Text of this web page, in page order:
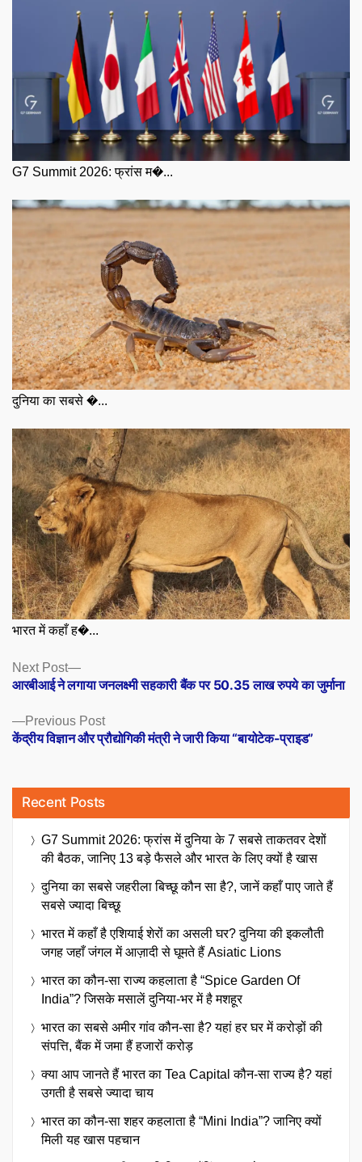
G7 Summit 2026: फ्रांस म�...
दुनिया का सबसे �...
भारत में कहाँ ह�...
Posts
navigation
Previous PostPrevious
post:
केंद्रीय विज्ञान और प्रौद्योगिकी मंत्री ने जारी किया “बायोटेक-प्राइड”
Next Post
Next
post:
आरबीआई ने लगाया जनलक्ष्मी सहकारी बैंक पर 50.35 लाख रुपये का जुर्माना
Recent Posts
G7 Summit 2026: फ्रांस में दुनिया के 7 सबसे ताकतवर देशों
की बैठक, जानिए 13 बड़े फैसले और भारत के लिए क्यों है खास
दुनिया का सबसे जहरीला बिच्छू कौन सा है?, जानें कहाँ पाए जाते हैं
सबसे ज्यादा बिच्छू
भारत में कहाँ है एशियाई शेरों का असली घर? दुनिया की इकलौती
जगह जहाँ जंगल में आज़ादी से घूमते हैं Asiatic Lions
भारत का कौन-सा राज्य कहलाता है “Spice Garden Of
India”? जिसके मसालें दुनिया-भर में है मशहूर
भारत का सबसे अमीर गांव कौन-सा है? यहां हर घर में करोड़ों की
संपत्ति, बैंक में जमा हैं हजारों करोड़
क्या आप जानते हैं भारत का Tea Capital कौन-सा राज्य है? यहां
उगती है सबसे ज्यादा चाय
भारत का कौन-सा शहर कहलाता है “Mini India”? जानिए क्यों
मिली यह खास पहचान